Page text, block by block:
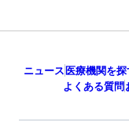
ニュース医療機関を
よくある質問